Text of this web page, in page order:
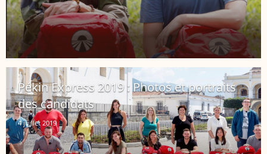
Pékin Express 2019 : Photos et portraits
des candidats
4 juillet 2019